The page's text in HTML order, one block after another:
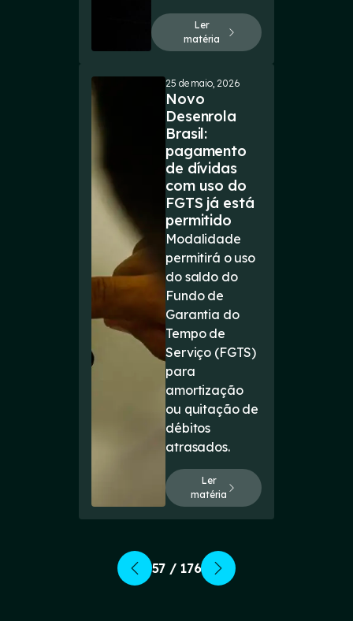
Ler
matéria
25 de maio, 2026
Novo
Desenrola
Brasil:
pagamento
de dívidas
com uso do
FGTS já está
permitido
Modalidade
permitirá o uso
do saldo do
Fundo de
Garantia do
Tempo de
Serviço (FGTS)
para
amortização
ou quitação de
débitos
atrasados.
Ler
matéria
57 / 176